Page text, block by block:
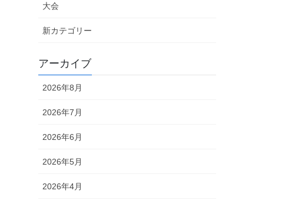
大会
新カテゴリー
アーカイブ
2026年8月
2026年7月
2026年6月
2026年5月
2026年4月